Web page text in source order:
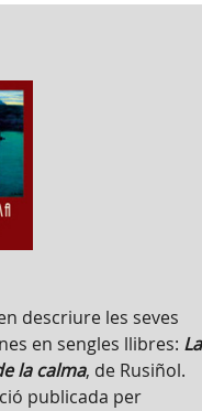
descriure les seves
en sengles llibres: La
la calma, de Rusiñol.
publicada per